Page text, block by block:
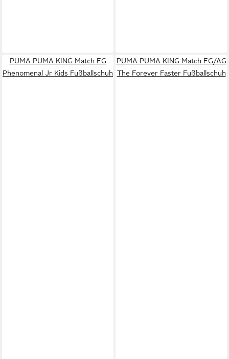
PUMA PUMA KING Match FG
Phenomenal Jr Kids Fußballschuh
PUMA PUMA KING Match FG/AG
The Forever Faster Fußballschuh